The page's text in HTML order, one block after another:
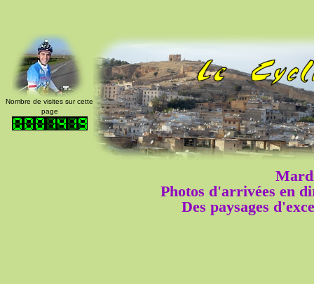
Nombre de visites sur cette
page
Photos d'arrivées en
Des paysages